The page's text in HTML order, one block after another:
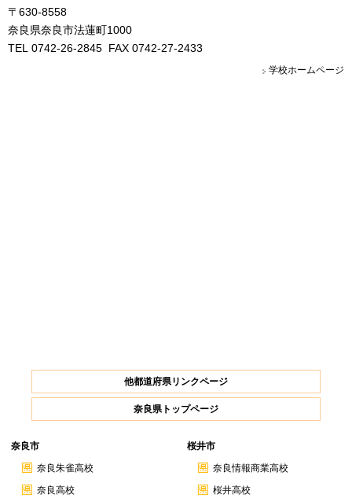
〒630-8558
奈良県奈良市法蓮町1000
TEL 0742-26-2845 FAX 0742-27-2433
学校ホームページ
他都道府県リンクページ
奈良県トップページ
奈良市
奈良朱雀高校
奈良高校
桜井市
奈良情報商業高校
桜井高校